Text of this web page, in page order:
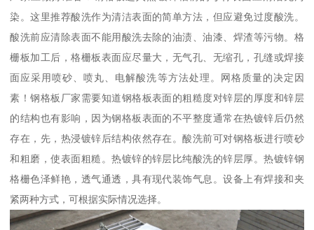
染。这里推荐酸洗作为清洁表面的简单方法，但应避免过度酸洗。
酸洗前应清除表面不能用酸洗去除的油渍、油漆、焊渣等污物。格
栅板加工后，格栅板表面应尽量大，无气孔、无缩孔，孔缝或焊接
面应采用喷砂、喷丸、电解酸洗等方法处理。网格质量的决定因
素！钢格板厂家需要知道钢格板表面的粗糙度对锌层的厚度和锌层
的结构也有影响，因为钢格板表面的不平整度通常在热镀锌后仍然
存在，先，热浸镀锌后结构依然存在。酸洗前可对钢格板进行喷砂
和粗磨，使表面粗糙。热镀锌的锌层比纯酸洗的锌层厚。热镀锌钢
格栅色泽鲜艳，透气通透，具有现代装饰气息。设备上有焊接和夹
紧两种方式，可根据实际情况选择。